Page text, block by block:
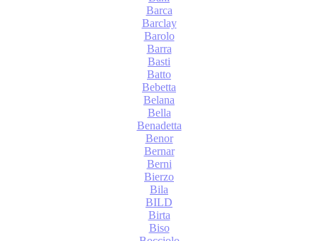
Barca
Barclay
Barolo
Barra
Basti
Batto
Bebetta
Belana
Bella
Benadetta
Benor
Bernar
Berni
Bierzo
Bila
BILD
Birta
Biso